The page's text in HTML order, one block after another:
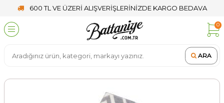
600 TL VE ÜZERİ ALIŞVERİŞLERİNİZDE KARGO BEDAVA
ARA
0